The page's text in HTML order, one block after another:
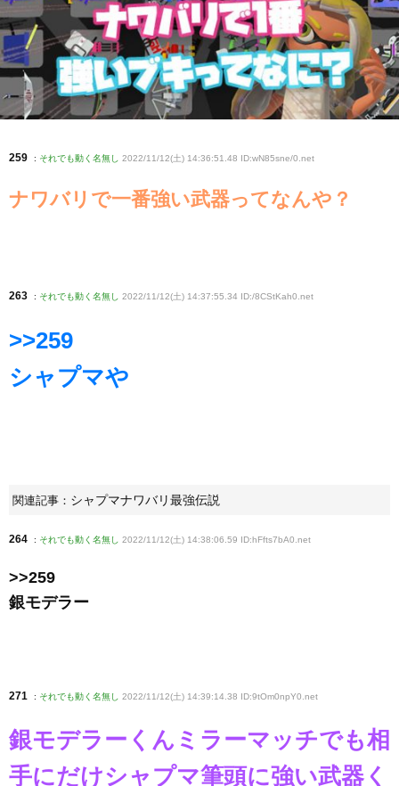
259 : それでも動く名無し 2022/11/12(土) 14:36:51.48 ID:wN85sne/0.net
ナワバリで一番強い武器ってなんや？
263 : それでも動く名無し 2022/11/12(土) 14:37:55.34 ID:/8CStKah0.net
>>259
シャプマや
関連記事： シャプマナワバリ最強伝説
264 : それでも動く名無し 2022/11/12(土) 14:38:06.59 ID:hFfts7bA0 .net
>>259
銀モデラー
271 : それでも動く名無し 2022/11/12(土) 14:39:14.38 ID:9tOm0npY0 .net
銀モデラーくんミラーマッチでも相
手にだけシャプマ筆頭に強い武器く